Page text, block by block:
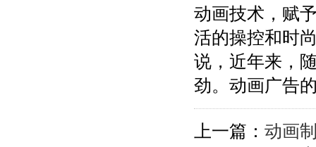
动画技术，赋
活的操控和时
说，近年来，
劲。动画广告
上一篇： 动画